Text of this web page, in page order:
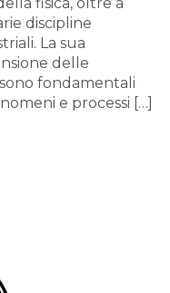
discipline
La sua
delle
fondamentali
e processi […]